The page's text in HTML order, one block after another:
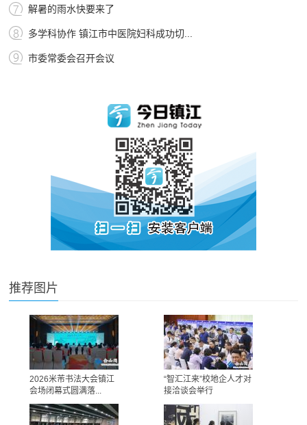
解暑的雨水快要来了
多学科协作 镇江市中医院妇科成功切...
市委常委会召开会议
推荐图片
2026米芾书法大会镇江
会场闭幕式圆满落...
“智汇江来”校地企人才对
接洽谈会举行